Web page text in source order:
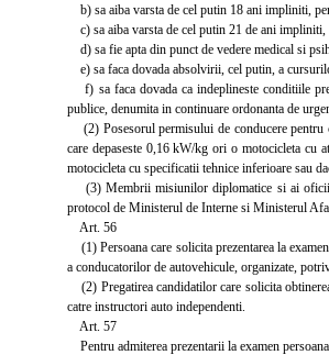
b) sa aiba varsta de cel putin 18 ani impliniti,
c) sa aiba varsta de cel putin 21 de ani
d) sa fie apta din punct de vedere medical si
e) sa faca dovada absolvirii, cel putin, a
f) sa faca dovada ca indeplineste conditiile
publice, denumita in continuare ordonanta de
(2) Posesorul permisului de conducere pentru
care depaseste 0,16 kW/kg ori o motocicleta cu
motocicleta cu specificatii tehnice inferioare sau
(3) Membrii misiunilor diplomatice si ai
protocol de Ministerul de Interne si Ministerul
Art. 56
(1) Persoana care solicita prezentarea la
a conducatorilor de autovehicule, organizate,
(2) Pregatirea candidatilor care solicita
catre instructori auto independenti.
Art. 57
Pentru admiterea prezentarii la examen